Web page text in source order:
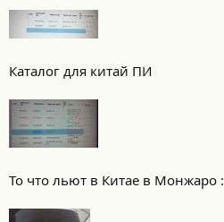
Каталог для китай ПИ
То что льют в Китае в Монжаро :